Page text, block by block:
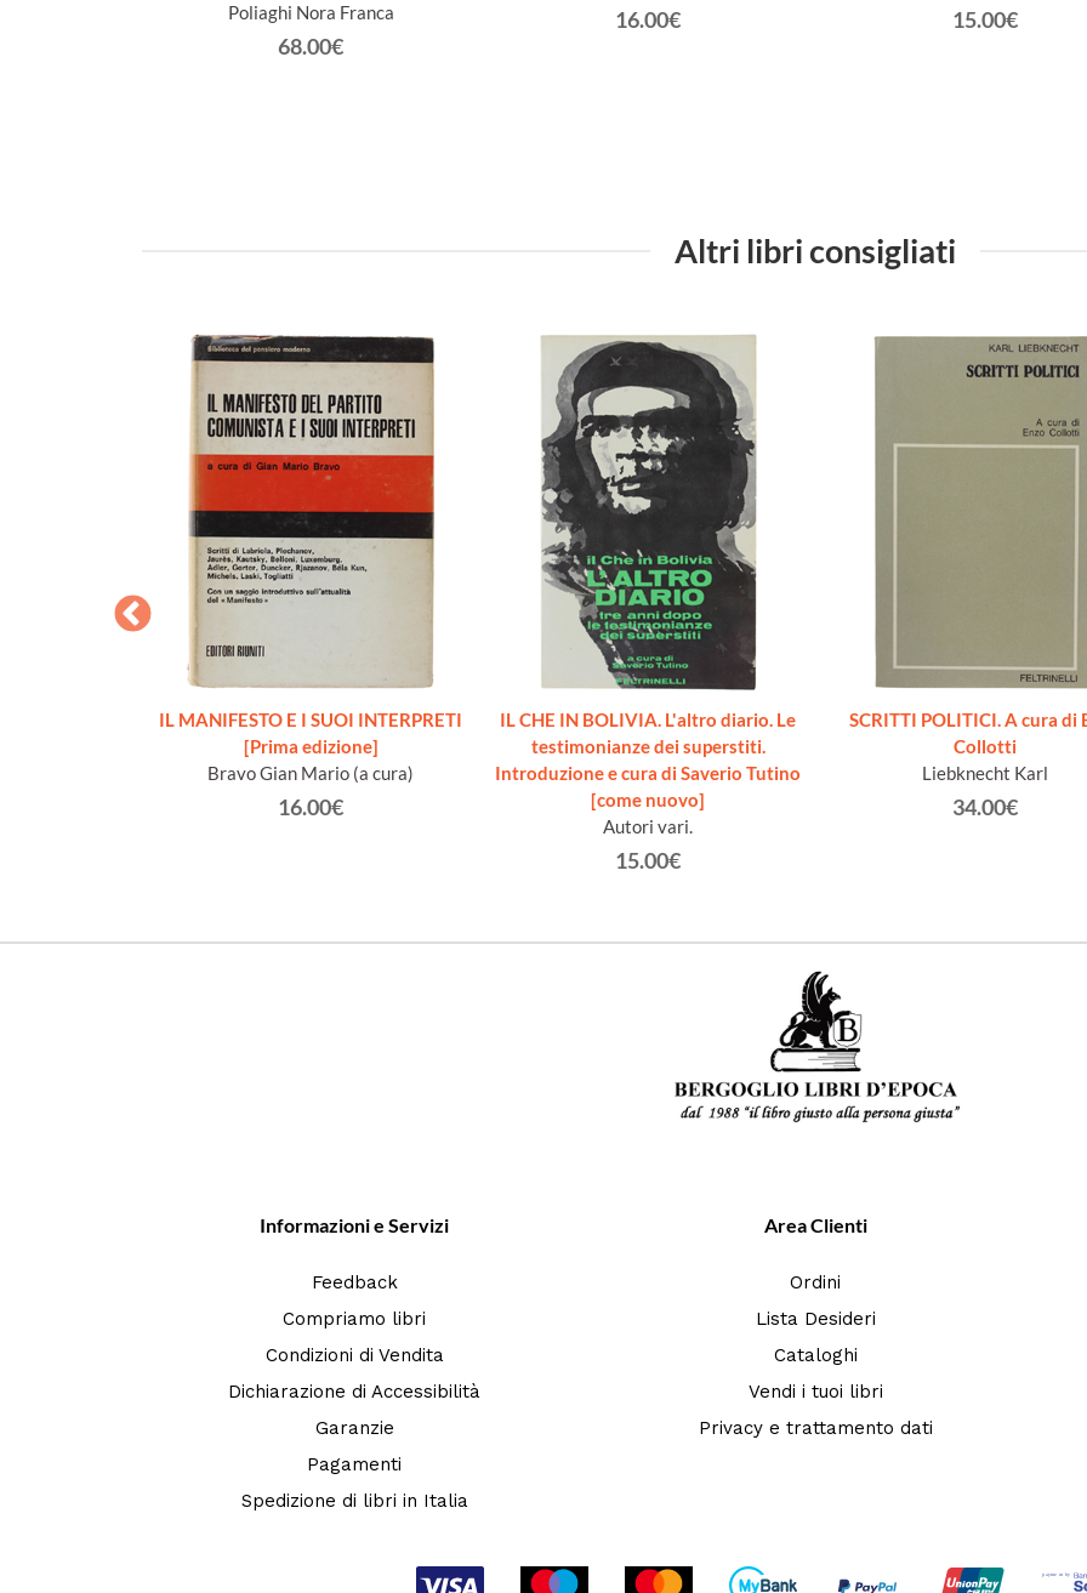
Poliaghi Nora Franca
68.00€
16.00€ 15.00€
Altri libri consigliati
IL MANIFESTO E I SUOI INTERPRETI
[Prima edizione]
Bravo Gian Mario (a cura)
16.00€
IL CHE IN BOLIVIA. L'altro diario. Le
testimonianze dei superstiti.
Introduzione e cura di Saverio Tutino
[come nuovo]
Autori vari.
15.00€
SCRITTI POLITICI. A cura di
Collotti
Liebknecht Karl
34.00€
Informazioni e Servizi
Feedback
Compriamo libri
Condizioni di Vendita
Dichiarazione di Accessibilità
Garanzie
Pagamenti
Spedizione di libri in Italia
Area Clienti
Ordini
Lista Desideri
Cataloghi
Vendi i tuoi libri
Privacy e trattamento dati